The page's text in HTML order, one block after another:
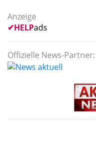
Anzeige
✔HELPads
Offizielle News-Partner: